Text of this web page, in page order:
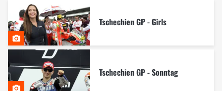
Tschechien GP - Girls
Tschechien GP - Sonntag